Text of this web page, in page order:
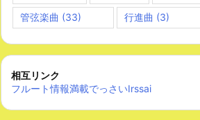
管弦楽曲 (33) 行進曲 (3)
相互リンク
フルート情報満載でっさいIrssai